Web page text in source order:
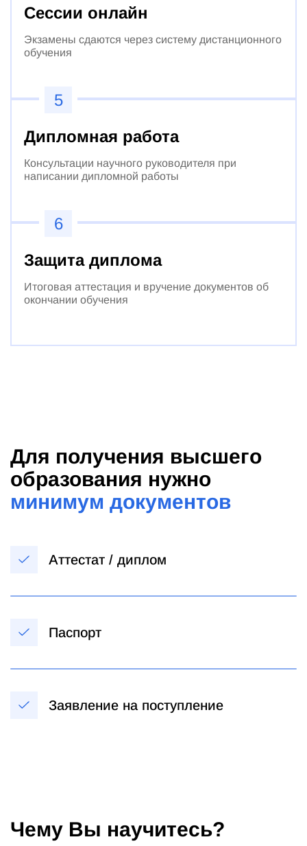
Сессии онлайн
Экзамены сдаются через систему дистанционного
обучения
5
Дипломная работа
Консультации научного руководителя при
написании дипломной работы
6
Защита диплома
Итоговая аттестация и вручение документов об
окончании обучения
Для получения высшего
образования нужно
минимум документов
Аттестат / диплом
Паспорт
Заявление на поступление
Чему Вы научитесь?